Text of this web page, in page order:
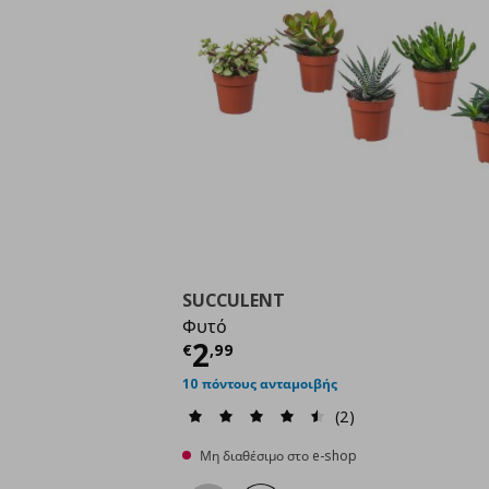
SUCCULENT
Φυτό
€2,99
Τρέχουσα τιμή
10 πόντους ανταμοιβής
(2)
Μη διαθέσιμο στο e-shop